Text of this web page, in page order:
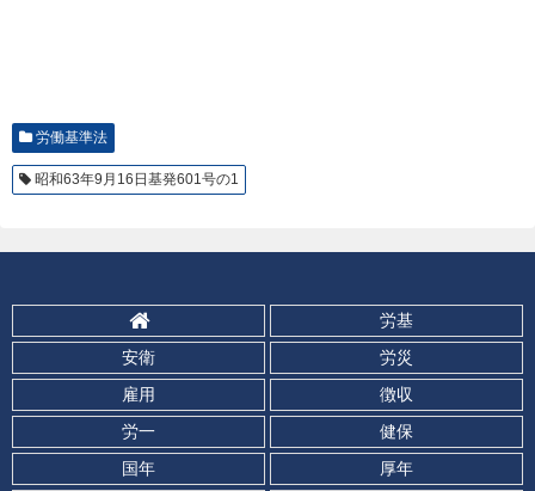
労働基準法
昭和63年9月16日基発601号の1
労基
安衛
労災
雇用
徴収
労一
健保
国年
厚年